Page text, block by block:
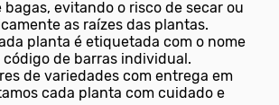
evitando o risco de secar ou
as raízes das plantas.
planta é etiquetada com o nome
código de barras individual.
de variedades com entrega em
cada planta com cuidado e